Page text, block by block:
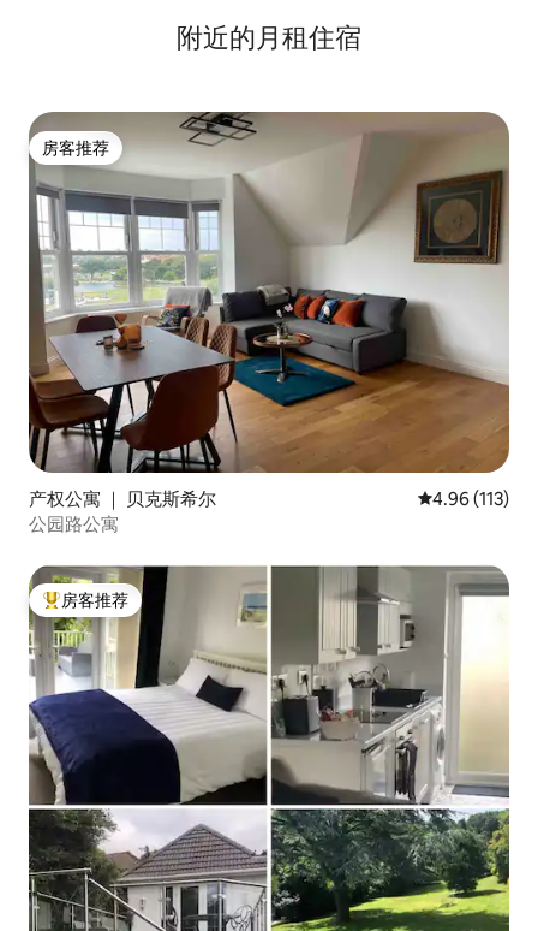
附近的月租住宿
房客推荐
房客推荐
产权公寓 ｜ 贝克斯希尔 平均评分 4.96
4.96 (113)
公园路公寓
热门「房客推荐」
房客推荐